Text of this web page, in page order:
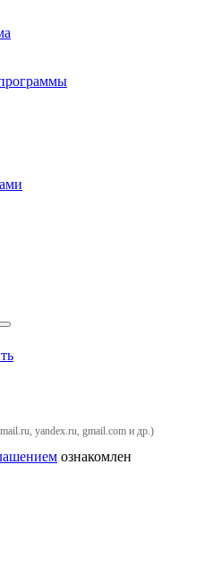
yandex.ru, gmail.com и др.)
ознакомлен